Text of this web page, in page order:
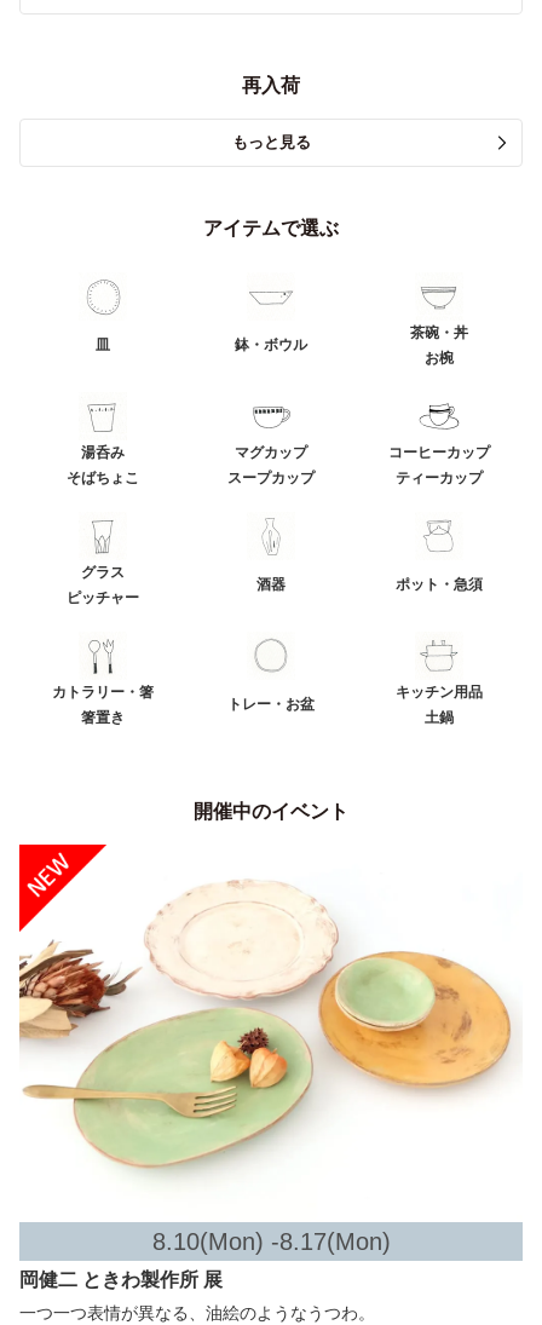
再入荷
もっと見る
アイテムで選ぶ
皿 鉢・ボウル
茶碗・丼
お椀
湯呑み
そばちょこ
マグカップ
スープカップ
コーヒーカップ
ティーカップ
グラス
ピッチャー
酒器 ポット・急須
カトラリー・箸
箸置き
トレー・お盆
キッチン用品
土鍋
開催中のイベント
8.10(Mon) -8.17(Mon)
岡健二 ときわ製作所 展
一つ一つ表情が異なる、油絵のようなうつわ。